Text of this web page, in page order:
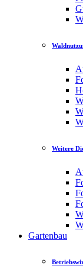
Weitere
Gartenbau